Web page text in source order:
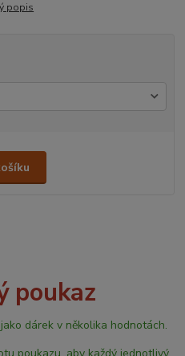
popis
poukaz
dárek v několika hodnotách.
poukazu, aby každý jednotlivý